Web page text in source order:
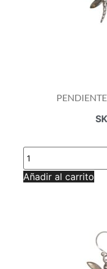
PENDIENTE
LIBÉLULA
ABALÓN
AG
Añadir al carrito